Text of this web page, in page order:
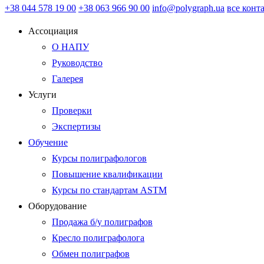
+38 044 578 19 00 +38 063 966 90 00 info@polygraph.ua все
Ассоциация
О НАПУ
Руководство
Галерея
Услуги
Проверки
Экспертизы
Обучение
Курсы полиграфологов
Повышение квалификации
Курсы по стандартам ASTM
Оборудование
Продажа б/у полиграфов
Кресло полиграфолога
Обмен полиграфов